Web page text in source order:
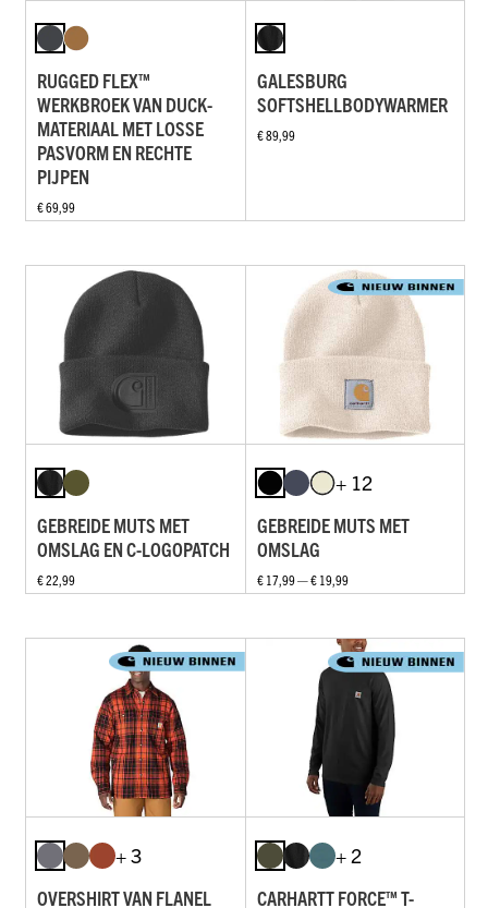
RUGGED FLEX™
WERKBROEK VAN DUCK-
MATERIAAL MET LOSSE
PASVORM EN RECHTE
PIJPEN
€ 69,99
GALESBURG
SOFTSHELLBODYWARMER
€ 89,99
GEBREIDE MUTS MET
OMSLAG EN C-LOGOPATCH
€ 22,99
+ 12
GEBREIDE MUTS MET
OMSLAG
€ 17,99 — € 19,99
+ 3
OVERSHIRT VAN FLANEL
+ 2
CARHARTT FORCE™ T-